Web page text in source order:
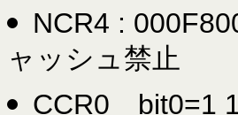
NCR4 :
ャッシュ禁止
CCR0 bit0=1